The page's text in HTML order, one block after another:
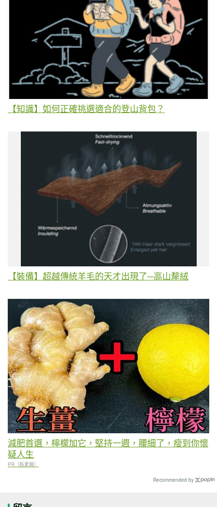
【知識】如何正確挑選適合的登山背包？
【裝備】超越傳統羊毛的天才出現了─高山犛絨
減肥首選，檸檬加它，堅持一週，腰細了，瘦到你懷
疑人生
PR（新素簡）
Recommended by